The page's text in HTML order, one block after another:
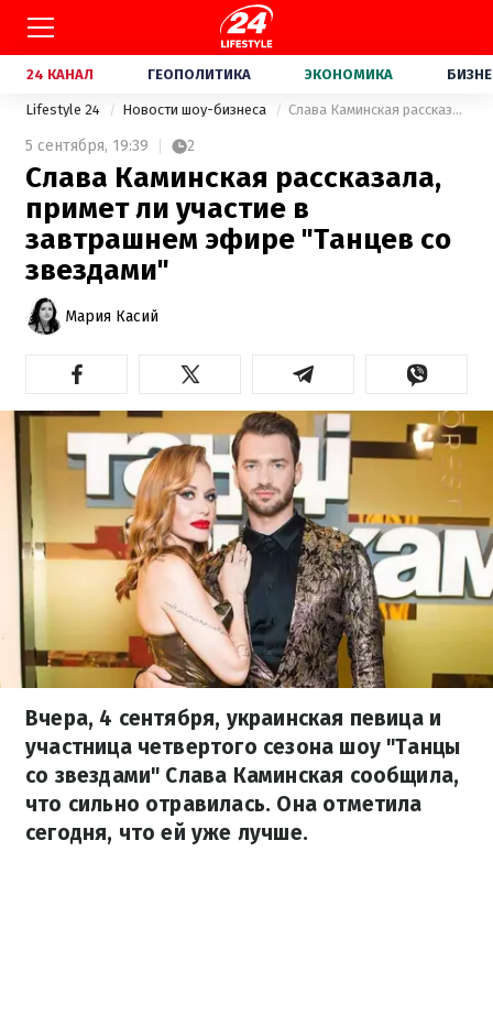
24 КАНАЛ ГЕОПОЛИТИКА ЭКОНОМИКА
Lifestyle 24 Новости шоу-бизнеса Слава Каминская рассказала, примет ли участие в завтрашнем эфире "Танцев со звездами"
5 сентября, 19:39 2
Слава Каминская рассказала,
примет ли участие в
завтрашнем эфире "Танцев со
звездами"
Мария Касий
Вчера, 4 сентября, украинская певица и
участница четвертого сезона шоу "Танцы
со звездами" Слава Каминская сообщила,
что сильно отравилась. Она отметила
сегодня, что ей уже лучше.